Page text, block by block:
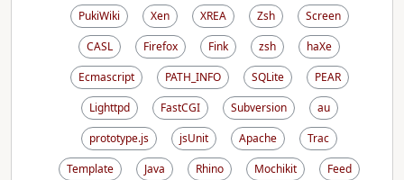
PukiWiki
Xen XREA Zsh
Screen
CASL
Firefox Fink zsh
haXe
Ecmascript
PATH_INFO SQLite
PEAR
Lighttpd
FastCGI Subversion
au
prototype.js
jsUnit Apache
Trac
Template
Java Rhino Mochikit
Feed